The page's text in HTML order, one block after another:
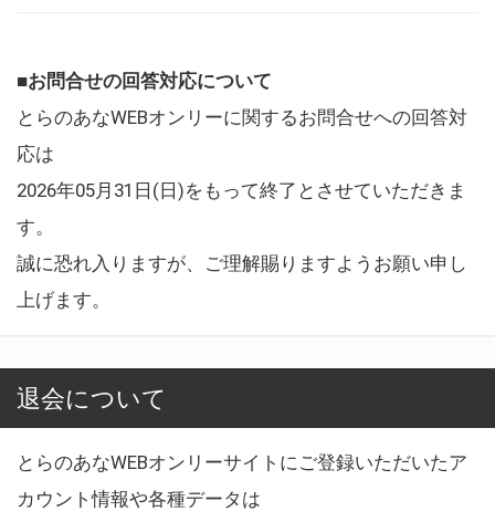
■お問合せの回答対応について
とらのあなWEBオンリーに関するお問合せへの回答対
応は
2026年05月31日(日)をもって終了とさせていただきま
す。
誠に恐れ入りますが、ご理解賜りますようお願い申し
上げます。
退会について
とらのあなWEBオンリーサイトにご登録いただいたア
カウント情報や各種データは